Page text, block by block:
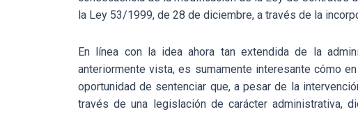
la Ley 53/1999, de 28 de diciembre, a través de la
En línea con la idea ahora tan extendida de la
anteriormente vista, es sumamente interesante cómo
oportunidad de sentenciar que, a pesar de la
través de una legislación de carácter administrativa,